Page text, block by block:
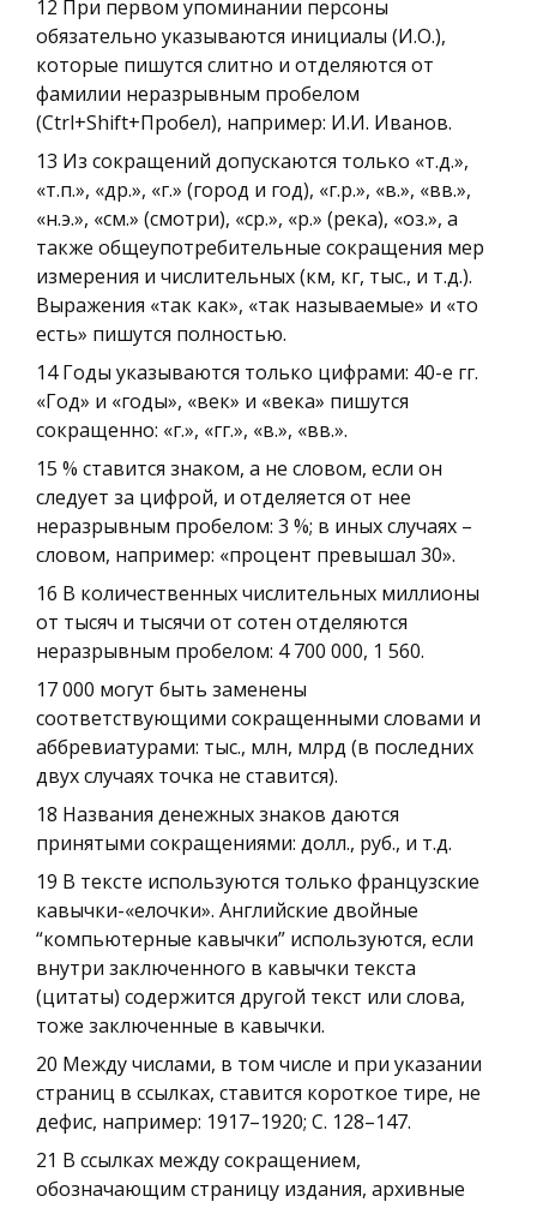
12 При первом упоминании персоны
обязательно указываются инициалы (И.О.),
которые пишутся слитно и отделяются от
фамилии неразрывным пробелом
(Ctrl+Shift+Пробел), например: И.И. Иванов.
13 Из сокращений допускаются только «т.д.»,
«т.п.», «др.», «г.» (город и год), «г.р.», «в.», «вв.»,
«н.э.», «см.» (смотри), «ср.», «р.» (река), «оз.», а
также общеупотребительные сокращения мер
измерения и числительных (км, кг, тыс., и т.д.).
Выражения «так как», «так называемые» и «то
есть» пишутся полностью.
14 Годы указываются только цифрами: 40-е гг.
«Год» и «годы», «век» и «века» пишутся
сокращенно: «г.», «гг.», «в.», «вв.».
15 % ставится знаком, а не словом, если он
следует за цифрой, и отделяется от нее
неразрывным пробелом: 3 %; в иных случаях –
словом, например: «процент превышал 30».
16 В количественных числительных миллионы
от тысяч и тысячи от сотен отделяются
неразрывным пробелом: 4 700 000, 1 560.
17 000 могут быть заменены
соответствующими сокращенными словами и
аббревиатурами: тыс., млн, млрд (в последних
двух случаях точка не ставится).
18 Названия денежных знаков даются
принятыми сокращениями: долл., руб., и т.д.
19 В тексте используются только французские
кавычки-«елочки». Английские двойные
“компьютерные кавычки” используются, если
внутри заключенного в кавычки текста
(цитаты) содержится другой текст или слова,
тоже заключенные в кавычки.
20 Между числами, в том числе и при указании
страниц в ссылках, ставится короткое тире, не
дефис, например: 1917–1920; С. 128–147.
21 В ссылках между сокращением,
обозначающим страницу издания, архивные